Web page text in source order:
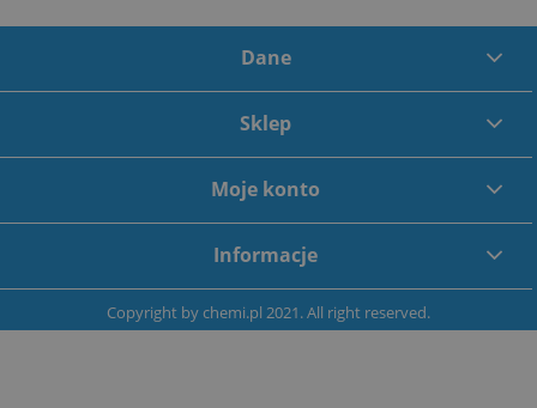
Dane
Sklep
Moje konto
Informacje
Copyright bychemi.pl 2021. All right reserved.